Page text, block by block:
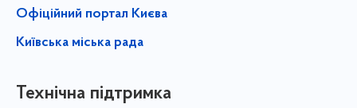
Офіційний портал Києва
Київська міська рада
Технічна підтримка